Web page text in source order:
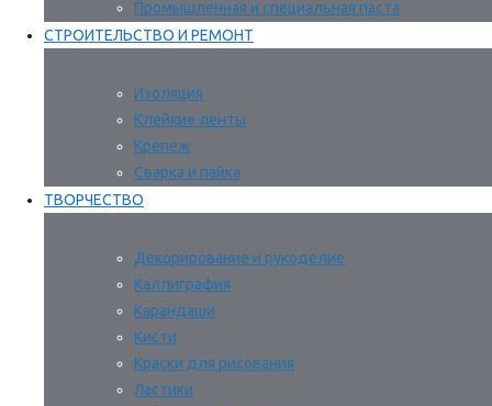
Промышленная и специальная паста
СТРОИТЕЛЬСТВО И РЕМОНТ
Изоляция
Клейкие ленты
Крепеж
Сварка и пайка
ТВОРЧЕСТВО
Декорирование и рукоделие
Каллиграфия
Карандаши
Кисти
Краски для рисования
Ластики